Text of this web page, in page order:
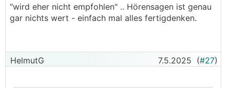
"wird eher nicht empfohlen" .. Hörensagen ist genau
gar nichts wert - einfach mal alles fertigdenken.
HelmutG 7.5.2025 (#27)